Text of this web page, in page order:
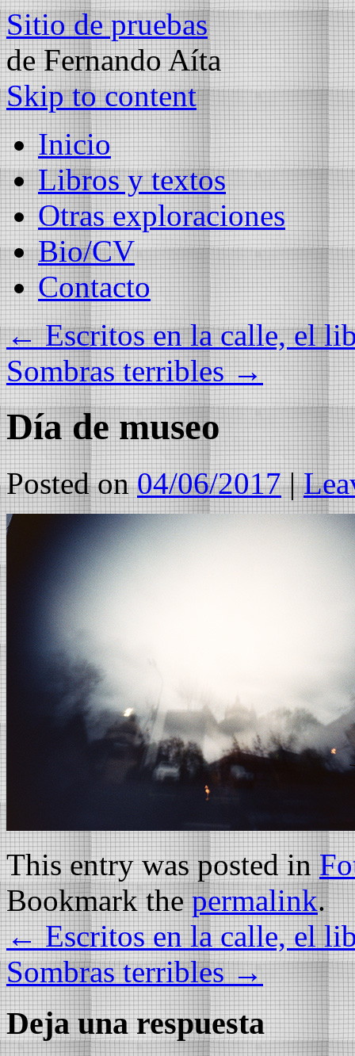
Sitio de pruebas
de Fernando Aíta
Skip to content
Inicio
Libros y textos
Otras exploraciones
Bio/CV
Contacto
←Escritos en la calle, el
Sombras terribles→
Día de museo
Posted on 04/06/2017 |
This entry was posted in
Bookmark thepermalink.
←Escritos en la calle, el
Sombras terribles→
Deja una respuesta